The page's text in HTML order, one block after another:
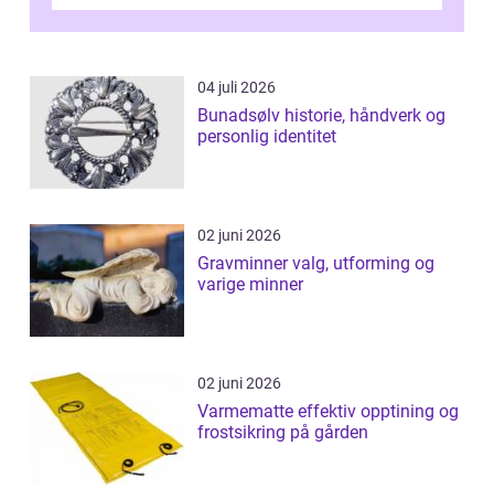
04 juli 2026
Bunadsølv historie, håndverk og
personlig identitet
02 juni 2026
Gravminner valg, utforming og
varige minner
02 juni 2026
Varmematte effektiv opptining og
frostsikring på gården